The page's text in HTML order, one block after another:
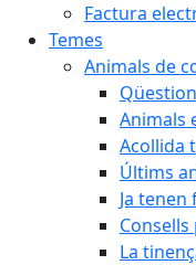
Factura
Temes
Animals de
Animals
Acollida
Últims
Ja tenen
La